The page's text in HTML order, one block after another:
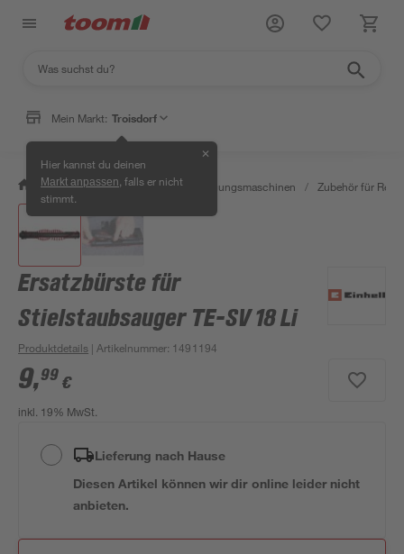
Mein Markt: Troisdorf
Hier kannst du deinen
Markt anpassen , falls er nicht
stimmt.
✕
/ Werkstatt & Maschinen / Reinigungsmaschinen / Zubehör für
Ersatzbürste für
Stielstaubsauger TE-SV 18 Li
Produktdetails | Artikelnummer: 1491194
9,99 €
inkl. 19% MwSt.
Lieferung nach Hause
Diesen Artikel können wir dir online leider nicht
anbieten.